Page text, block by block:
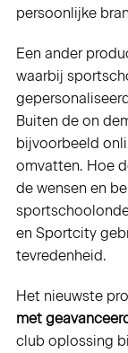
persoonlijke
Een ander
waarbij
Buiten de on
bijvoorbeeld
omvatten. Hoe
de wensen en
en Sportcity
tevredenheid.
Het nieuwste
met
club oplossing